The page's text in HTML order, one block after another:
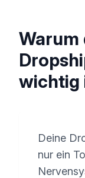
Warum
wichtig
Deine
nur ein